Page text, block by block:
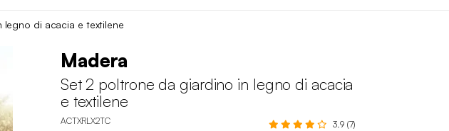
di acacia e textilene
Madera
Set 2 poltrone da giardino in legno di acacia
e textilene
ACTXRLX2TC 3.9 (7)